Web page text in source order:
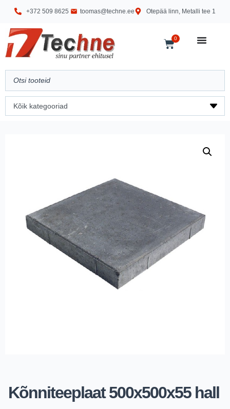
+372 509 8625 toomas@techne.ee Otepää linn, Metalli tee 1
0
Kõnniteeplaat 500x500x55 hall